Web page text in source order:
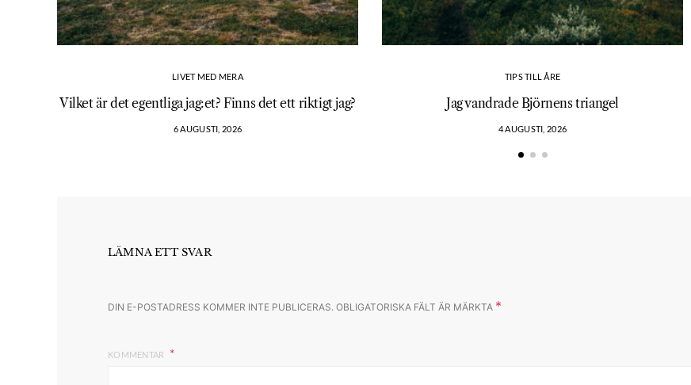
LIVET MED MERA
Vilket är det egentliga jag:et? Finns det ett riktigt jag?
6 AUGUSTI, 2026
TIPS TILL ÅRE
Jag vandrade Björnens triangel
4 AUGUSTI, 2026
LÄMNA ETT SVAR
DIN E-POSTADRESS KOMMER INTE PUBLICERAS. OBLIGATORISKA FÄLT ÄR MÄRKTA *
KOMMENTAR